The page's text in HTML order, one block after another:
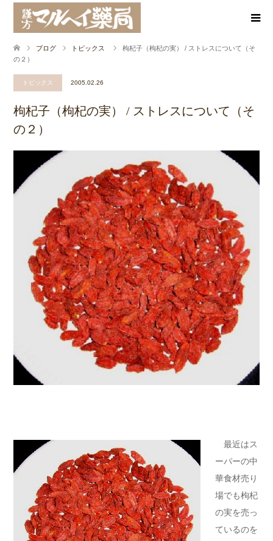
ブログ トピックス
枸杞子（枸杞の実） / ストレスについて（そ
の２）
トピックス 2005.02.26
枸杞子（枸杞の実） / ストレスについて（そ
の２）
最近はス
ーパーの中
華食材売り
場でも枸杞
の実を売っ
ているのを